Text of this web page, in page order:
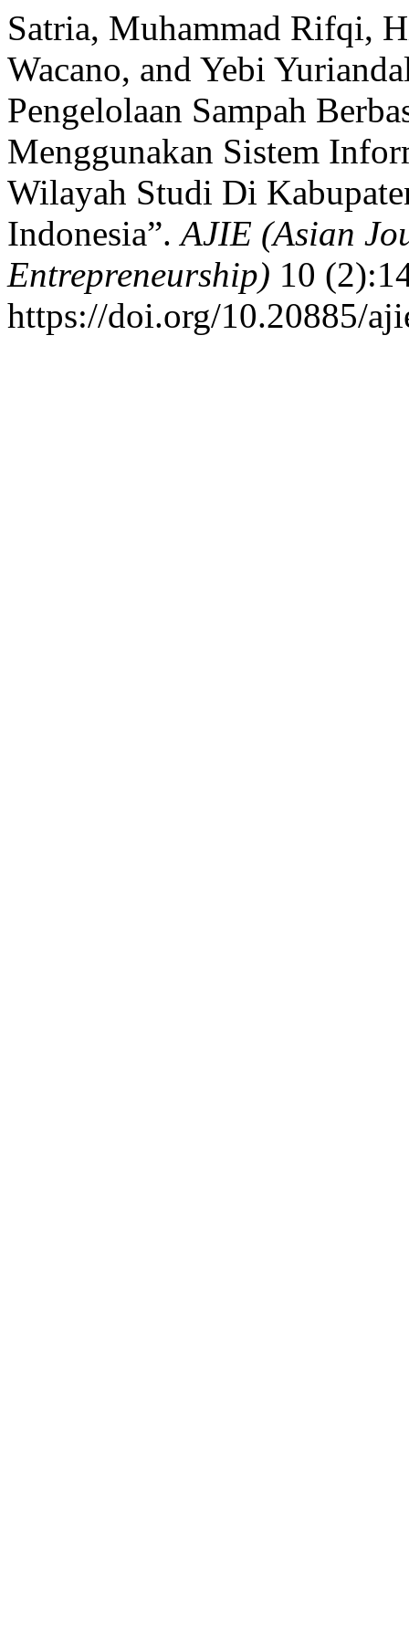
Satria, Muhammad Rifqi,
Wacano, and Yebi
Pengelolaan Sampah
Menggunakan Sistem
Wilayah Studi Di
Indonesia”.AJIE (Asian
Entrepreneurship) 10
https://doi.org/10.20885/